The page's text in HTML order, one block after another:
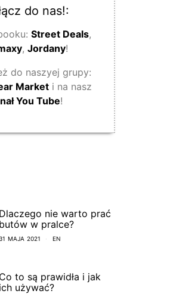
do nas!:
Street Deals,
, Jordany!
do naszyej grupy:
Marketi na nasz
You Tube!
Dlaczego nie warto prać
butów w pralce?
MAJA 2021 EN
Co to są prawidła i jak
ich używać?